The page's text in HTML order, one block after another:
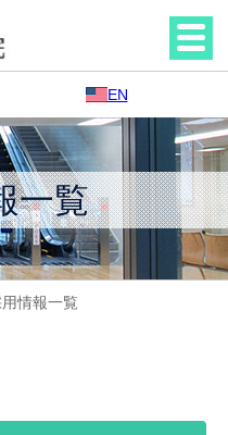
EN
一覧
情報一覧